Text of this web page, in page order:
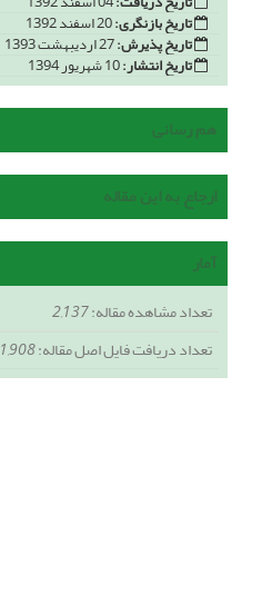
تاریخ بازنگری:
تاریخ پذیرش:
تاریخ انتشار:
هم رسانی
ارجاع به این مقاله
آمار
تعداد مشاهده مقاله:2,137
تعداد دریافت فایل اصل مقاله:1,908